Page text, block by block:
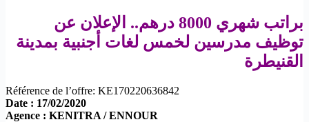
براتب شهري 8000 درهم.. الإعلان عن
توظيف مدرسين لخمس لغات أجنبية بمدينة
القنيطرة
Référence de l’offre: KE170220636842
Date : 17/02/2020
Agence : KENITRA / ENNOUR